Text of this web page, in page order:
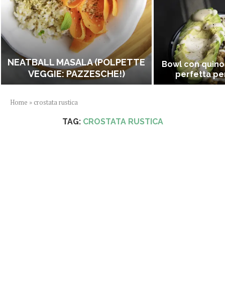
NEATBALL MASALA (POLPETTE
VEGGIE: PAZZESCHE!)
Bowl con
perfetta
Home » crostata rustica
TAG: CROSTATA RUSTICA